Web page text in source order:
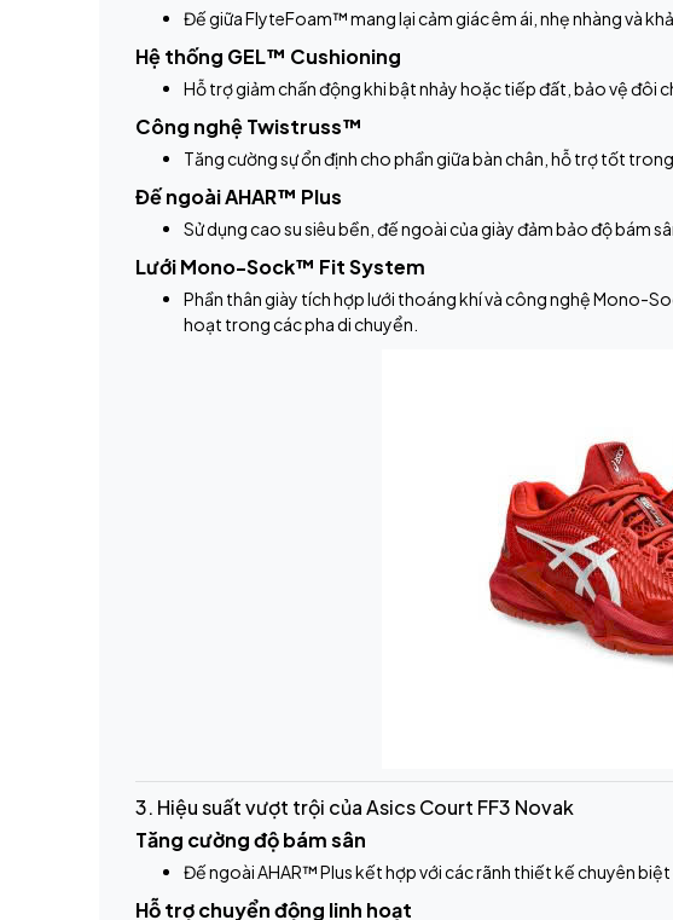
Đế giữa FlyteFoam™ mang lại cảm giác êm ái, nhẹ nhàng và
Hệ thống GEL™ Cushioning
Hỗ trợ giảm chấn động khi bật nhảy hoặc tiếp đất, bảo vệ đôi
Công nghệ Twistruss™
Tăng cường sự ổn định cho phần giữa bàn chân, hỗ trợ tốt
Đế ngoài AHAR™ Plus
Sử dụng cao su siêu bền, đế ngoài của giày đảm bảo độ bám
Lưới Mono-Sock™ Fit System
Phần thân giày tích hợp lưới thoáng khí và công nghệ Mono-
hoạt trong các pha di chuyển.
3. Hiệu suất vượt trội của Asics Court FF3 Novak
Tăng cường độ bám sân
Đế ngoài AHAR™ Plus kết hợp với các rãnh thiết kế chuyên
Hỗ trợ chuyển động linh hoạt